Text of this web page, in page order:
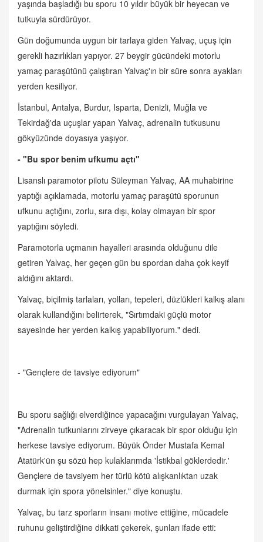
yaşında başladığı bu sporu 10 yıldır büyük bir heyecan ve
tutkuyla sürdürüyor.
Gün doğumunda uygun bir tarlaya giden Yalvaç, uçuş için
gerekli hazırlıkları yapıyor. 27 beygir gücündeki motorlu
yamaç paraşütünü çalıştıran Yalvaç'ın bir süre sonra ayakları
yerden kesiliyor.
İstanbul, Antalya, Burdur, Isparta, Denizli, Muğla ve
Tekirdağ'da uçuşlar yapan Yalvaç, adrenalin tutkusunu
gökyüzünde doyasıya yaşıyor.
- "Bu spor benim ufkumu açtı"
Lisanslı paramotor pilotu Süleyman Yalvaç, AA muhabirine
yaptığı açıklamada, motorlu yamaç paraşütü sporunun
ufkunu açtığını, zorlu, sıra dışı, kolay olmayan bir spor
yaptığını söyledi.
Paramotorla uçmanın hayalleri arasında olduğunu dile
getiren Yalvaç, ​​​her geçen gün bu spordan daha çok keyif
aldığını aktardı.
Yalvaç, biçilmiş tarlaları, yolları, tepeleri, düzlükleri kalkış alanı
olarak kullandığını belirterek, "Sırtımdaki güçlü motor
sayesinde her yerden kalkış yapabiliyorum." dedi.
- "Gençlere de tavsiye ediyorum"
Bu sporu sağlığı elverdiğince yapacağını vurgulayan Yalvaç,
"Adrenalin tutkunlarını zirveye çıkaracak bir spor olduğu için
herkese tavsiye ediyorum. Büyük Önder Mustafa Kemal
Atatürk'ün şu sözü hep kulaklarımda 'İstikbal göklerdedir.'
Gençlere de tavsiyem her türlü kötü alışkanlıktan uzak
durmak için spora yönelsinler." diye konuştu.
Yalvaç, bu tarz sporların insanı motive ettiğine, mücadele
ruhunu geliştirdiğine dikkati çekerek, şunları ifade etti: